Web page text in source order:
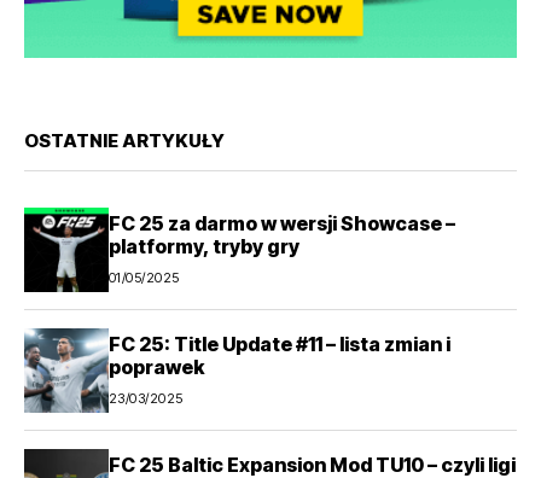
OSTATNIE ARTYKUŁY
FC 25 za darmo w wersji Showcase –
platformy, tryby gry
01/05/2025
FC 25: Title Update #11 – lista zmian i
poprawek
23/03/2025
FC 25 Baltic Expansion Mod TU10 – czyli ligi